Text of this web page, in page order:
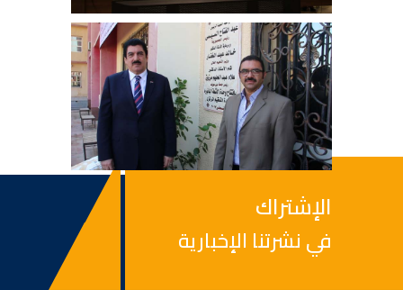
الإشتراك
في نشرتنا الإخبارية